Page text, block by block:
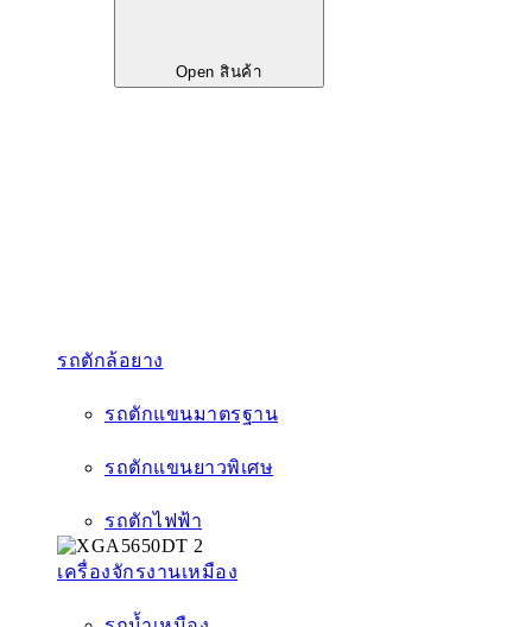
Open สินค้า
รถตักล้อยาง
รถตักแขนมาตรฐาน
รถตักแขนยาวพิเศษ
รถตักไฟฟ้า
เครื่องจักรงานเหมือง